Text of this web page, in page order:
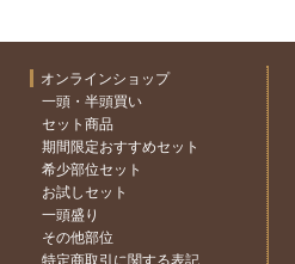
オンラインショップ
一頭・半頭買い
セット商品
期間限定おすすめセット
希少部位セット
お試しセット
一頭盛り
その他部位
特定商取引に関する表記